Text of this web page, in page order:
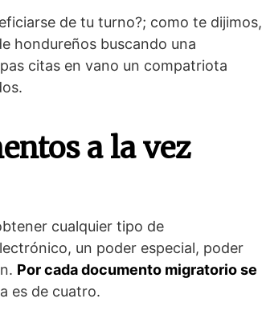
de tu turno?; como te dijimos,
hondureños buscando una
citas en vano un compatriota
a la vez
cualquier tipo de
un poder especial, poder
Por cada documento migratorio se
es de cuatro.